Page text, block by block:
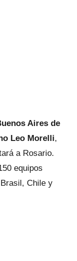
Aires de
Leo Morelli,
a Rosario.
equipos
Chile y